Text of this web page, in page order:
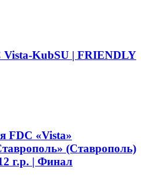
Vista-KubSU | FRIENDLY
FDC «Vista»
(Ставрополь)
г.р. | Финал